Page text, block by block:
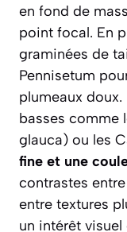
en fond de
point focal. En
graminées de
Pennisetum
plumeaux
basses comme
glauca) ou les
fine et une
contrastes
entre textures
un intérêt visuel